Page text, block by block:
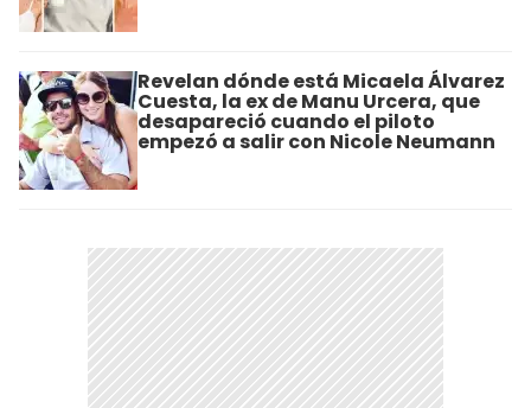
Revelan dónde está Micaela Álvarez
Cuesta, la ex de Manu Urcera, que
desapareció cuando el piloto
empezó a salir con Nicole Neumann